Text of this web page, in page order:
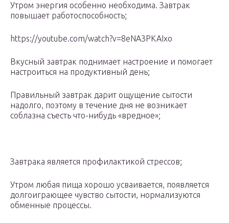
Утром энергия особенно необходима. Завтрак
повышает работоспособность;
https://youtube.com/watch?v=8eNA3PKAIxo
Вкусный завтрак поднимает настроение и помогает
настроиться на продуктивный день;
Правильный завтрак дарит ощущение сытости
надолго, поэтому в течение дня не возникает
соблазна съесть что-нибудь «вредное»;
Завтрака является профилактикой стрессов;
Утром любая пища хорошо усваивается, появляется
долгоиграющее чувство сытости, нормализуются
обменные процессы.